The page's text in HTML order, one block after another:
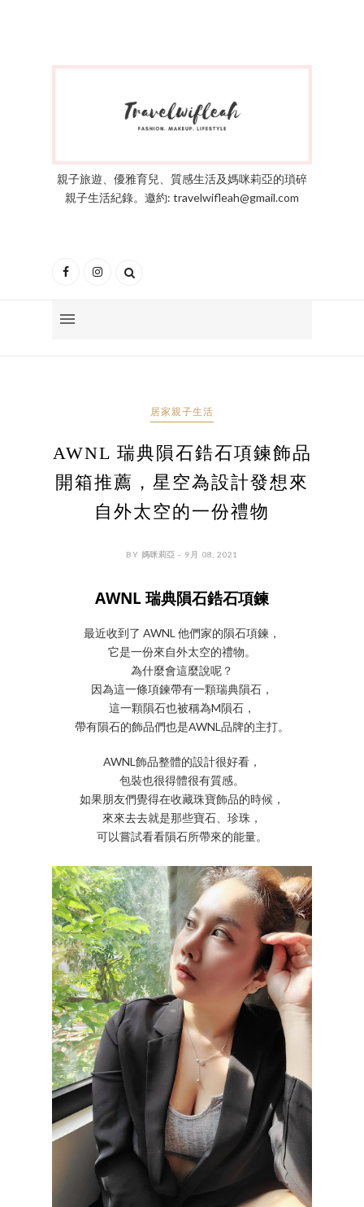
親子旅遊、優雅育兒、質感生活及媽咪莉亞的瑣碎
親子生活紀錄。邀約: travelwifleah@gmail.com
居家親子生活
AWNL 瑞典隕石鋯石項鍊飾品
開箱推薦，星空為設計發想來
自外太空的一份禮物
BY 媽咪莉亞 - 9月 08, 2021
AWNL 瑞典隕石鋯石項鍊
最近收到了 AWNL 他們家的隕石項鍊，
它是一份來自外太空的禮物。
為什麼會這麼說呢？
因為這一條項鍊帶有一顆瑞典隕石，
這一顆隕石也被稱為M隕石，
帶有隕石的飾品們也是AWNL品牌的主打。
AWNL飾品整體的設計很好看，
包裝也很得體很有質感。
如果朋友們覺得在收藏珠寶飾品的時候，
來來去去就是那些寶石、珍珠，
可以嘗試看看隕石所帶來的能量。